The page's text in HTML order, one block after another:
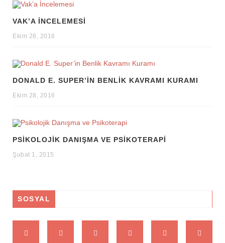
VAK’A İNCELEMESI
Ekim 28, 2016
DONALD E. SUPER’IN BENLIK KAVRAMI KURAMI
Ekim 28, 2016
PSIKOLOJIK DANIŞMA VE PSIKOTERAPI
Şubat 1, 2015
SOSYAL